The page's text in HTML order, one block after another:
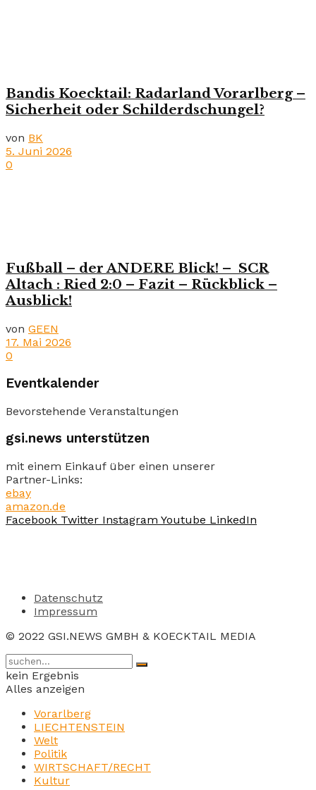
Bandis Koecktail: Radarland Vorarlberg –
Sicherheit oder Schilderdschungel?
von BK
5. Juni 2026
0
Fußball – der ANDERE Blick! – SCR
Altach : Ried 2:0 – Fazit – Rückblick –
Ausblick!
von GEEN
17. Mai 2026
0
Eventkalender
Bevorstehende Veranstaltungen
gsi.news unterstützen
mit einem Einkauf über einen unserer
Partner-Links:
ebay
amazon.de
Facebook Twitter Instagram Youtube LinkedIn
Datenschutz
Impressum
© 2022 GSI.NEWS GMBH & KOECKTAIL MEDIA
kein Ergebnis
Alles anzeigen
Vorarlberg
LIECHTENSTEIN
Welt
Politik
WIRTSCHAFT/RECHT
Kultur